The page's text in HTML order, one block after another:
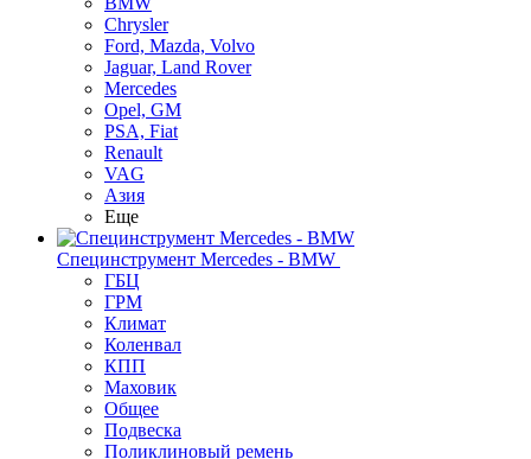
Chrysler
Ford, Mazda, Volvo
Jaguar, Land Rover
Mercedes
Opel, GM
PSA, Fiat
Renault
VAG
Азия
Еще
Специнструмент Mercedes - BMW
ГБЦ
ГРМ
Климат
Коленвал
КПП
Маховик
Общее
Подвеска
Поликлиновый ремень